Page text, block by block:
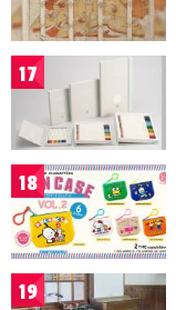
17
18
19